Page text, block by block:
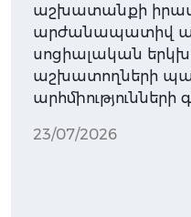
աշխատանքի
արժանապատիվ
սոցիալական
աշխատողների
արհմիությունների
23/07/2026